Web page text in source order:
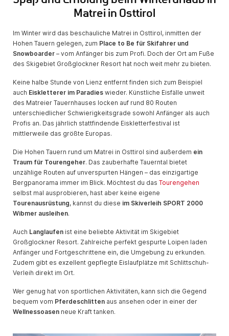
Matrei in Osttirol
Im Winter wird das beschauliche Matrei in Osttirol, inmitten der
Hohen Tauern gelegen, zum Place to Be für Skifahrer und
Snowboarder – vom Anfänger bis zum Profi. Doch der Ort am Fuße
des Skigebiet Großglockner Resort hat noch weit mehr zu bieten.
Keine halbe Stunde von Lienz entfernt finden sich zum Beispiel
auch Eiskletterer im Paradies wieder. Künstliche Eisfälle unweit
des Matreier Tauernhauses locken auf rund 80 Routen
unterschiedlicher Schwierigkeitsgrade sowohl Anfänger als auch
Profis an. Das jährlich stattfindende Eiskletterfestival ist
mittlerweile das größte Europas.
Die Hohen Tauern rund um Matrei in Osttirol sind außerdem ein
Traum für Tourengeher. Das zauberhafte Tauerntal bietet
unzählige Routen auf unverspurten Hängen – das einzigartige
Bergpanorama immer im Blick. Möchtest du das Tourengehen
selbst mal ausprobieren, hast aber keine eigene
Tourenausrüstung, kannst du diese im Skiverleih SPORT 2000
Wibmer ausleihen.
Auch Langlaufen ist eine beliebte Aktivität im Skigebiet
Großglockner Resort. Zahlreiche perfekt gespurte Loipen laden
Anfänger und Fortgeschrittene ein, die Umgebung zu erkunden.
Zudem gibt es exzellent gepflegte Eislaufplätze mit Schlittschuh-
Verleih direkt im Ort.
Wer genug hat von sportlichen Aktivitäten, kann sich die Gegend
bequem vom Pferdeschlitten aus ansehen oder in einer der
Wellnessoasen neue Kraft tanken.